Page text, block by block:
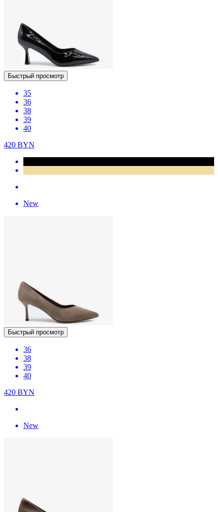
Быстрый просмотр
35
36
38
39
40
420 BYN
New
Быстрый просмотр
36
38
39
40
420 BYN
New